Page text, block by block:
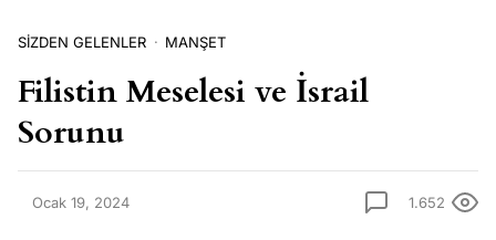
SİZDEN GELENLER MANŞET
Filistin Meselesi ve İsrail
Sorunu
Ocak 19, 2024 1.652